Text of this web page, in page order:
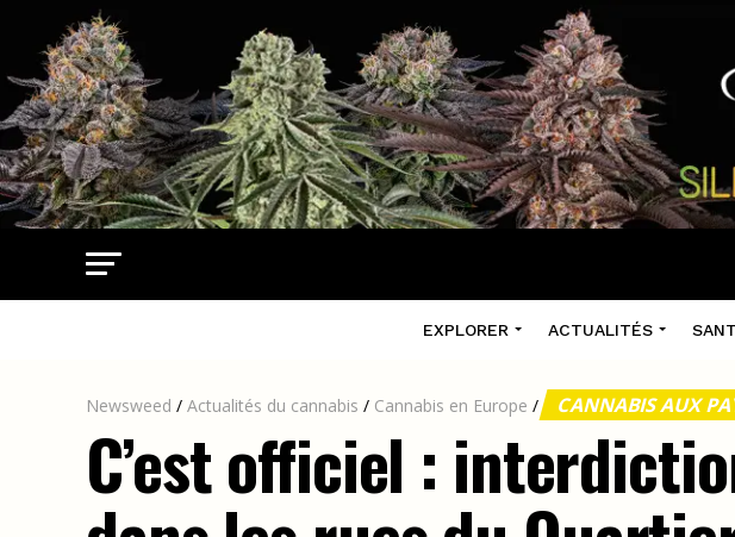
EXPLORER ACTUALITÉS
Newsweed / Actualités du cannabis / Cannabis en Europe / CANNABIS AUX
C’est officiel :